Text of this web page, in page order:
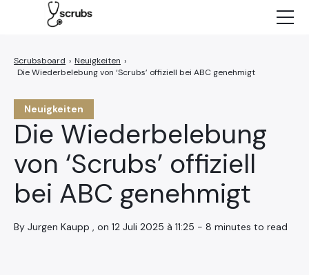
Neuigkeiten
Die Wiederbelebung
von ‘Scrubs’ offiziell
bei ABC genehmigt
By Jurgen Kaupp , on 12 Juli 2025 à 11:25 - 8 minutes to read
› Neuigkeiten ›
Die Wiederbelebung von ‘Scrubs’ offiziell bei ABC genehmigt